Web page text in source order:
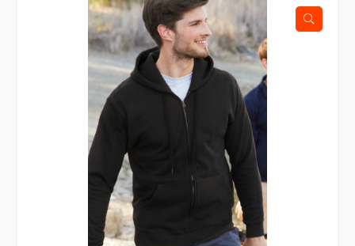
valinnat
tuotteen
sivulla.